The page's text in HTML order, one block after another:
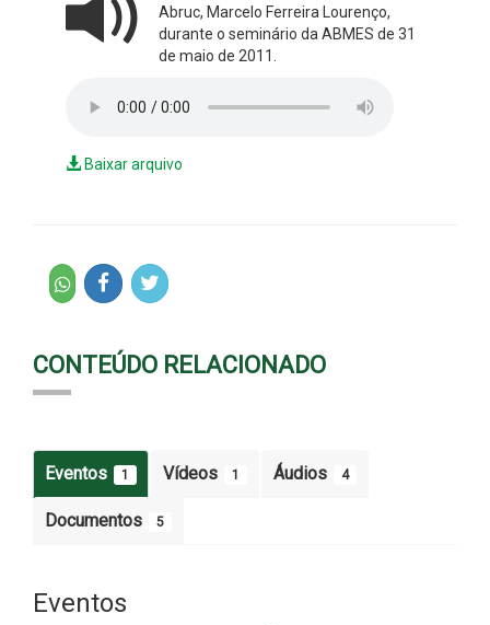
Abruc, Marcelo Ferreira Lourenço,
durante o seminário da ABMES de 31
de maio de 2011.
Baixar arquivo
CONTEÚDO RELACIONADO
Eventos 1 Vídeos 1 Áudios 4
Documentos 5
Eventos